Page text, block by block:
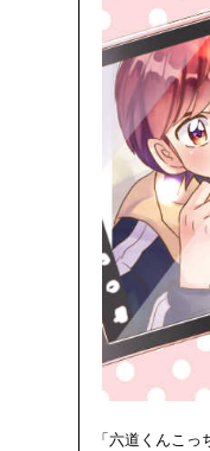
「六道くんこ